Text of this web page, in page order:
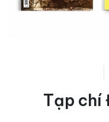
Tạp chí